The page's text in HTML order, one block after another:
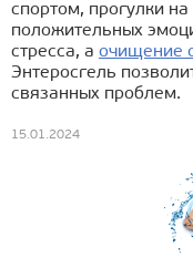
спортом, прогулки
положительных
стресса, а очищение
Энтеросгель
связанных проблем.
15.01.2024